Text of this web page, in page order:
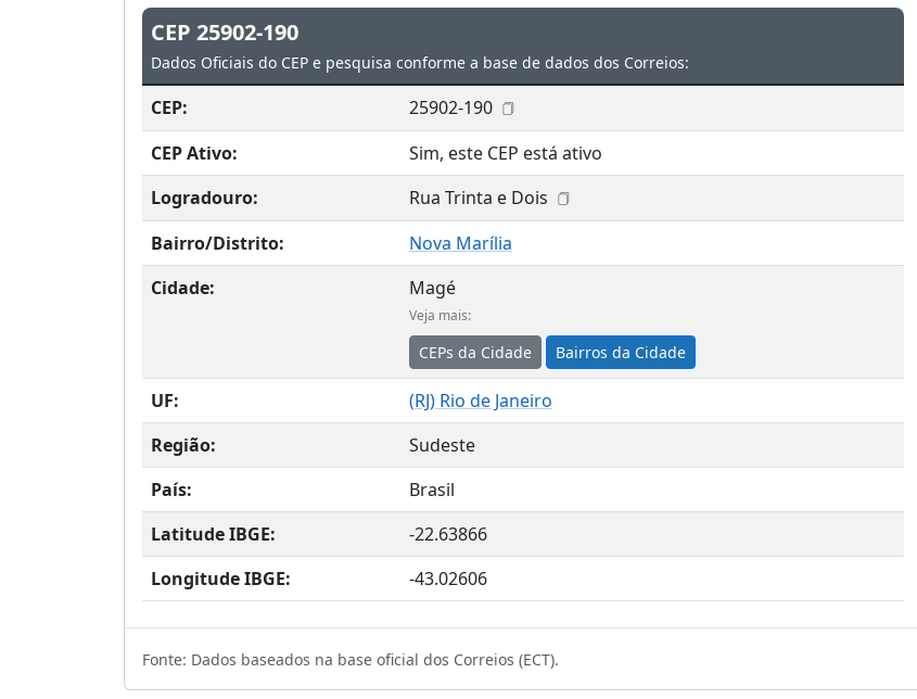
CEP 25902-190
Dados Oficiais do CEP e pesquisa conforme a base de dados dos Correios:
CEP:
25902-190
CEP Ativo:
Sim, este CEP está ativo
Logradouro:
Rua Trinta e Dois
Bairro/Distrito:
Nova Marília
Cidade:
Magé
Veja mais:
CEPs da Cidade Bairros da Cidade
UF: (RJ) Rio de Janeiro
Região:
Sudeste
País:
Brasil
Latitude IBGE:
-22.63866
Longitude IBGE:
-43.02606
Fonte: Dados baseados na base oficial dos Correios (ECT).